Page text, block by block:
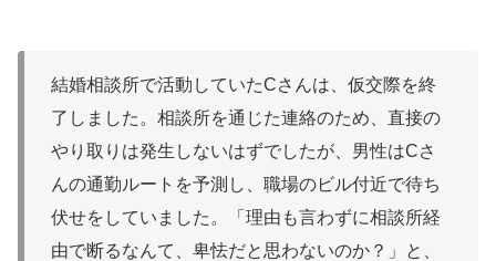
結婚相談所で活動していたCさんは、仮交際を終
了しました。相談所を通じた連絡のため、直接の
やり取りは発生しないはずでしたが、男性はCさ
んの通勤ルートを予測し、職場のビル付近で待ち
伏せをしていました。「理由も言わずに相談所経
由で断るなんて、卑怯だと思わないのか？」と、